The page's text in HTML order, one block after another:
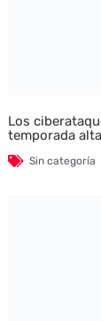
Los
temporada alta
Sin categoría